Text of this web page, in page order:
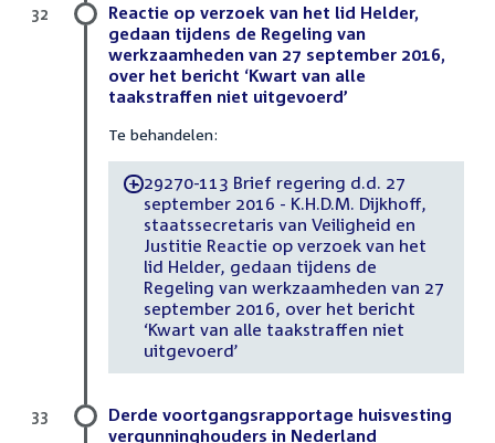
Reactie op verzoek van het lid Helder,
gedaan tijdens de Regeling van
werkzaamheden van 27 september 2016,
over het bericht ‘Kwart van alle
taakstraffen niet uitgevoerd’
Te behandelen:
-29270-113 Brief regering d.d. 27
september 2016 - K.H.D.M. Dijkhoff,
staatssecretaris van Veiligheid en
Justitie Reactie op verzoek van het
lid Helder, gedaan tijdens de
Regeling van werkzaamheden van 27
september 2016, over het bericht
‘Kwart van alle taakstraffen niet
uitgevoerd’
32
Derde voortgangsrapportage huisvesting
vergunninghouders in Nederland
33